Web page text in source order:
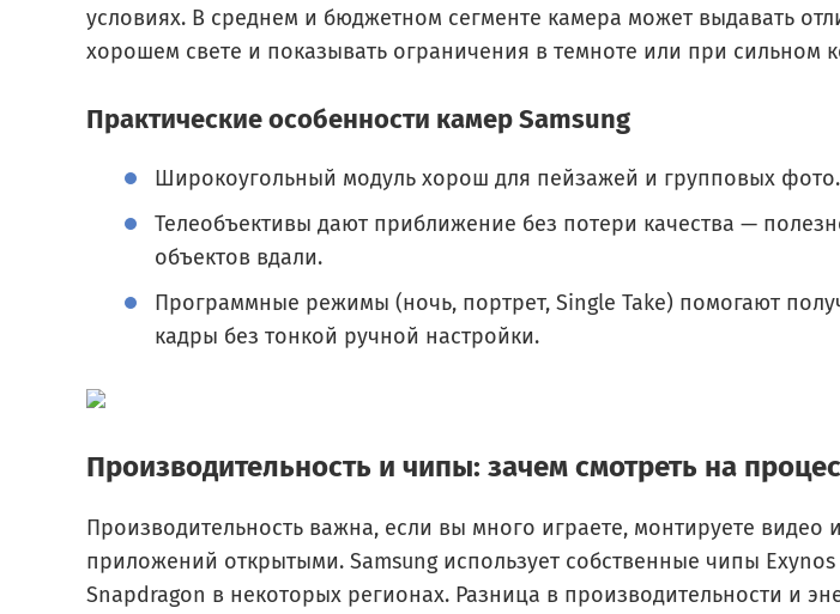
условиях. В среднем и бюджетном сегменте камера может выдавать
хорошем свете и показывать ограничения в темноте или при сильном
Практические особенности камер Samsung
Широкоугольный модуль хорош для пейзажей и групповых фото.
Телеобъективы дают приближение без потери качества —
объектов вдали.
Программные режимы (ночь, портрет, Single Take) помогают
кадры без тонкой ручной настройки.
Производительность и чипы: зачем смотреть на
Производительность важна, если вы много играете, монтируете видео
приложений открытыми. Samsung использует собственные чипы Exynos
Snapdragon в некоторых регионах. Разница в производительности и